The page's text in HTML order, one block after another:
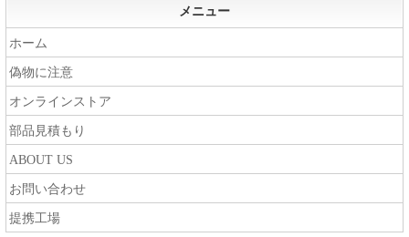
メニュー
ホーム
偽物に注意
オンラインストア
部品見積もり
ABOUT US
お問い合わせ
提携工場